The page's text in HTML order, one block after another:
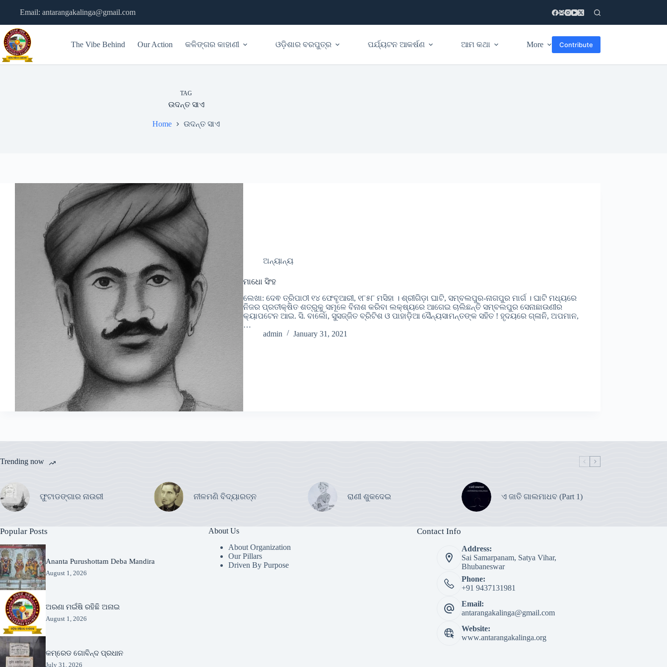
Email: antarangakalinga@gmail.com
The Vibe Behind Our Action କଳିଙ୍ଗର କାହାଣୀ ଓଡ଼ିଶାର ବରପୁତ୍ର ପର୍ଯ୍ୟଟନ ଆକର୍ଷଣ ଆମ କଥା More Contribute
TAG
ଉଦନ୍ତ ସାଏ
Home ଉଦନ୍ତ ସାଏ
ଅନ୍ୟାନ୍ୟ
ମାଧୋ ସିଂହ
ଲେଖା: ଦେଵ ତ୍ରିପାଠୀ ୧୪ ଫେବୃଆରୀ, ୧୮୫୮ ମସିହା । ଶ୍ରୀଗିଡ଼ା ଘାଟି, ସମ୍ବଲପୁର-ନାଗପୁର ମାର୍ଗ । ଘାଟି ମଧ୍ୟରେ
ନିଜର ପ୍ରତୀକ୍ଷିତ ଶତ୍ରୁକୁ ସମୂଳେ ବିନାଶ କରିବା ଲକ୍ଷ୍ୟରେ ଆଗେଇ ଚାଲିଛନ୍ତି ସମ୍ବଲପୁର ସେନାଛାଉଣୀର
କ୍ୟାପଟେନ ଆଇ. ସି. ବାର୍ଲୋ, ସୁସଜ୍ଜିତ ବ୍ରିଟିଶ ଓ ପାହାଡ଼ିଆ ସୈନ୍ୟସାମନ୍ତଙ୍କ ସହିତ ! ହୃଦୟରେ ଗ୍ଳାନି, ଅପମାନ,
…
admin
January 31, 2021
Trending now
ଫୁଟାଡଙ୍ଗାର ନାଉରୀ ନୀଳମଣି ବିଦ୍ୟାରତ୍ନ ରାଣୀ ଶୁକଦେଇ ଏ ଜାତି ଗାଲମାଧବ (Part 1)
Popular Posts
Ananta Purushottam Deba Mandira
August 1, 2026
ଅରଣା ମଇଁଷି ରହିଛି ଅନାଇ
August 1, 2026
କମ୍ରେଡ ଗୋବିନ୍ଦ ପ୍ରଧାନ
July 31, 2026
About Us
About Organization
Our Pillars
Driven By Purpose​
Contact Info
Address:
Sai Samarpanam, Satya Vihar,
Bhubaneswar
Phone:
+91 9437131981
Email:
antarangakalinga@gmail.com
Website:
www.antarangakalinga.org